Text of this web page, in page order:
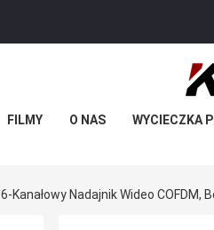
FILMY O NAS WYCIECZKA
6-Kanałowy Nadajnik Wideo